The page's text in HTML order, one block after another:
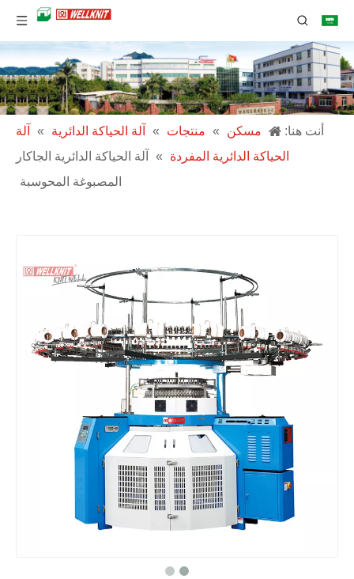
أنت هنا: مسكن » منتجات » آلة الحياكة الدائرية »
آلة
الحياكة الدائرية المفردة
»
آلة الحياكة الدائرية الجاكار
المصبوغة المحوسبة